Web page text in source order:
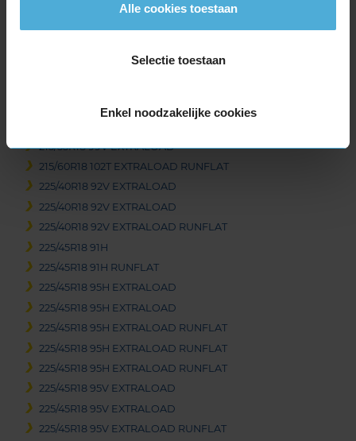
Alle cookies toestaan
Selectie toestaan
Enkel noodzakelijke cookies
205/40R18 86V EXTRALOAD RUNFLAT
215/50R18 92V
215/55R18 99V EXTRALOAD
215/60R18 102T EXTRALOAD RUNFLAT
225/40R18 92V EXTRALOAD
225/40R18 92V EXTRALOAD
225/40R18 92V EXTRALOAD RUNFLAT
225/45R18 91H
225/45R18 91H RUNFLAT
225/45R18 95H EXTRALOAD
225/45R18 95H EXTRALOAD
225/45R18 95H EXTRALOAD RUNFLAT
225/45R18 95H EXTRALOAD RUNFLAT
225/45R18 95H EXTRALOAD RUNFLAT
225/45R18 95V EXTRALOAD
225/45R18 95V EXTRALOAD
225/45R18 95V EXTRALOAD RUNFLAT